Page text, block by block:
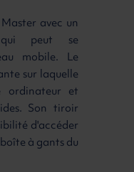
avec un
qui peut se
mobile. Le
sur laquelle
ordinateur et
Son tiroir
d'accéder
à gants du